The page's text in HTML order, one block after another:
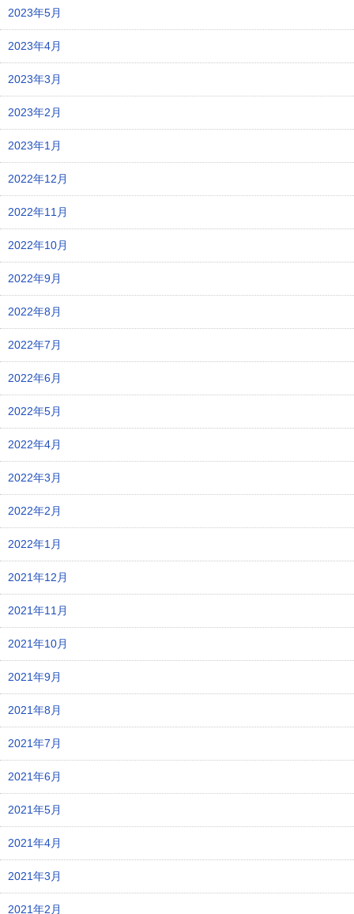
2023年5月
2023年4月
2023年3月
2023年2月
2023年1月
2022年12月
2022年11月
2022年10月
2022年9月
2022年8月
2022年7月
2022年6月
2022年5月
2022年4月
2022年3月
2022年2月
2022年1月
2021年12月
2021年11月
2021年10月
2021年9月
2021年8月
2021年7月
2021年6月
2021年5月
2021年4月
2021年3月
2021年2月